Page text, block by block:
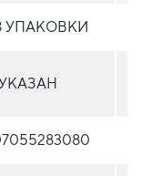
УПАКОВКИ